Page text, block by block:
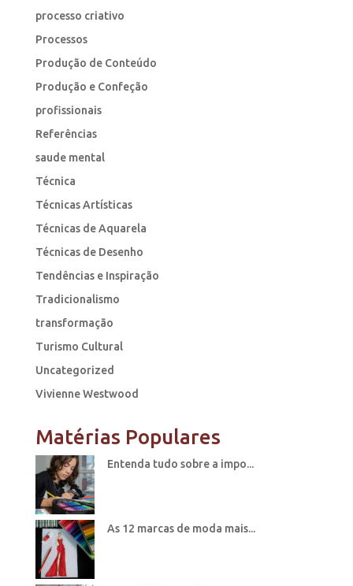
processo criativo
Processos
Produção de Conteúdo
Produção e Confeção
profissionais
Referências
saude mental
Técnica
Técnicas Artísticas
Técnicas de Aquarela
Técnicas de Desenho
Tendências e Inspiração
Tradicionalismo
transformação
Turismo Cultural
Uncategorized
Vivienne Westwood
Matérias Populares
Entenda tudo sobre a impo...
As 12 marcas de moda mais...